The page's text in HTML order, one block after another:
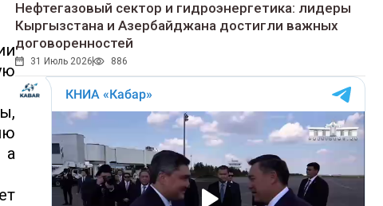
а
Нефтегазовый сектор и гидроэнергетика: лидеры
Кыргызстана и Азербайджана достигли важных
договоренностей
31 Июль 2026 886